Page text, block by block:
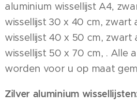
aluminium wissellijst A4,
wissellijst 30 x 40 cm, zwart
wissellijst 40 x 50 cm, zwart
wissellijst 50 x 70 cm, . Alle
worden voor u op maat
Zilver aluminium